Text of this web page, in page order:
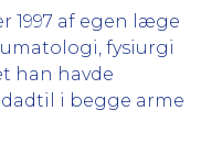
1997 af egen læge
fysiurgi
han havde
i begge arme